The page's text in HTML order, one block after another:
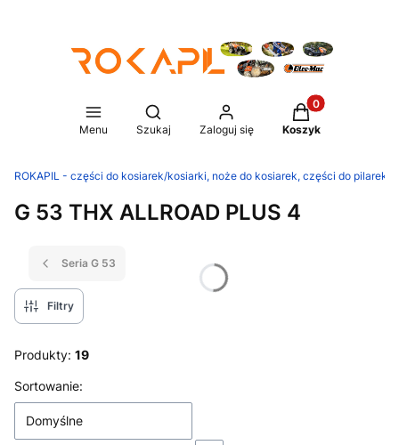
Menu
Otwórz wyszukiwarkę
Szukaj Zaloguj się
Produkty w
Koszyk
ROKAPIL - części do kosiarek/kosiarki, noże do kosiarek, części do pilarek/
G 53 THX ALLROAD PLUS 4
Seria G 53
Filtry
Produkty: 19
Lista produktów
Sortowanie:
Domyślne